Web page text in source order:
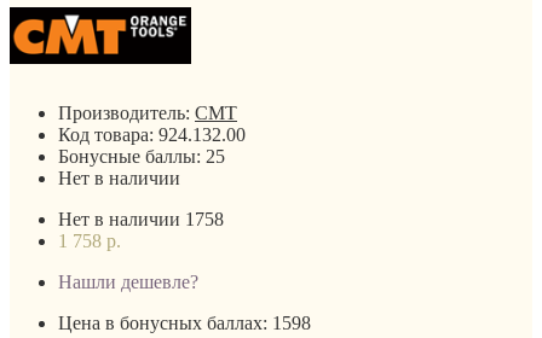
Производитель: CMT
Код товара: 924.132.00
Бонусные баллы: 25
Нет в наличии
Нет в наличии 1758
1 758 р.
Нашли дешевле?
Цена в бонусных баллах: 1598